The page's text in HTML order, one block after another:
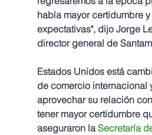
había mayor certidumbre
expectativas", dijo Jorge
director general de
Estados Unidos está
de comercio internacional
aprovechar su relación
tener mayor certidumbre
aseguraron la Secretaría